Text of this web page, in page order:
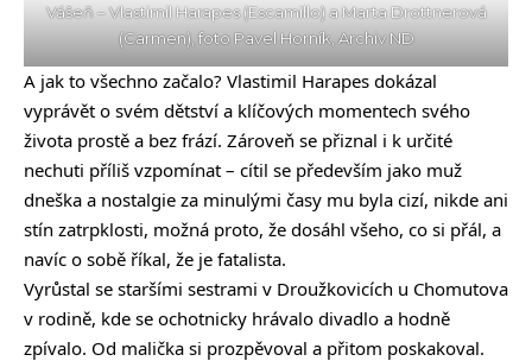
Vášeň – Vlastimil Harapes (Escamillo) a Marta Drottnerová
(Carmen), foto Pavel Horník, Archiv ND
A jak to všechno začalo? Vlastimil Harapes dokázal
vyprávět o svém dětství a klíčových momentech svého
života prostě a bez frází. Zároveň se přiznal i k určité
nechuti příliš vzpomínat – cítil se především jako muž
dneška a nostalgie za minulými časy mu byla cizí, nikde ani
stín zatrpklosti, možná proto, že dosáhl všeho, co si přál, a
navíc o sobě říkal, že je fatalista.
Vyrůstal se staršími sestrami v Droužkovicích u Chomutova
v rodině, kde se ochotnicky hrávalo divadlo a hodně
zpívalo. Od malička si prozpěvoval a přitom poskakoval.